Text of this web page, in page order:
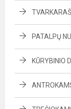
PATALPŲ
KŪRYBINIO